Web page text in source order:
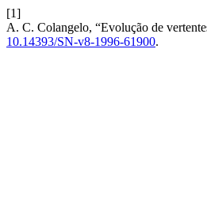
[1]
A. C. Colangelo, “Evolução de
10.14393/SN-v8-1996-61900.